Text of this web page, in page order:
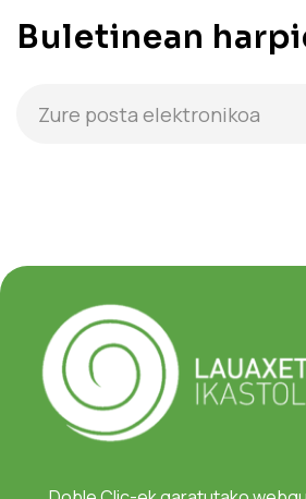
Buletinean